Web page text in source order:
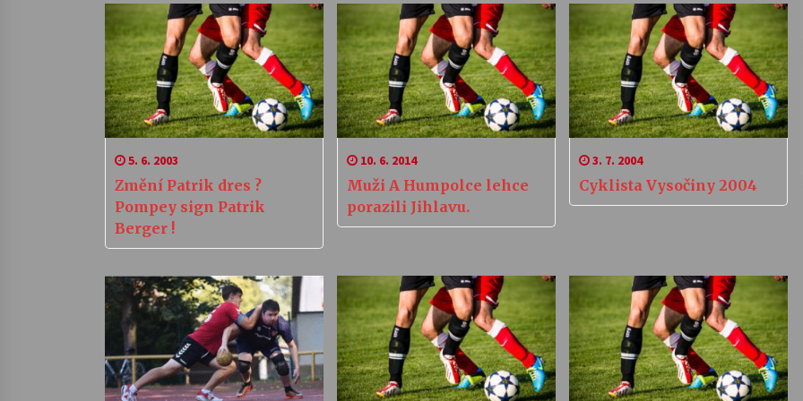
5. 6. 2003
Změní Patrik dres ?
Pompey sign Patrik
Berger !
10. 6. 2014
Muži A Humpolce lehce
porazili Jihlavu.
3. 7. 2004
Cyklista Vysočiny 2004